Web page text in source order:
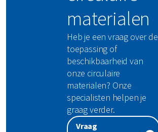
materialen
Heb je een vraag over de
toepassing of
beschikbaarheid van
onze circulaire
materialen? Onze
specialisten helpen je
graag verder.
Vraag